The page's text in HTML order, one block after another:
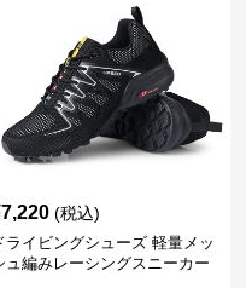
7,220 (税込)
ライビングシューズ 軽量メッ
ュ編みレーシングスニーカー